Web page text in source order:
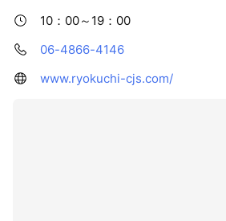
10：00～19：00
06-4866-4146
www.ryokuchi-cjs.com/